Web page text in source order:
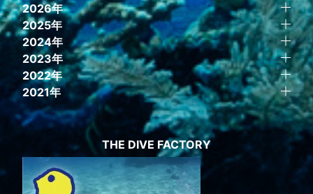
2026年
2025年
2024年
2023年
2022年
2021年
THE DIVE FACTORY